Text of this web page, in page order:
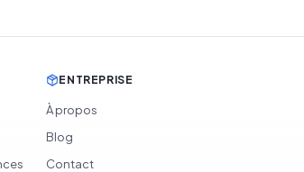
ENTREPRISE
À propos
Blog
Contact